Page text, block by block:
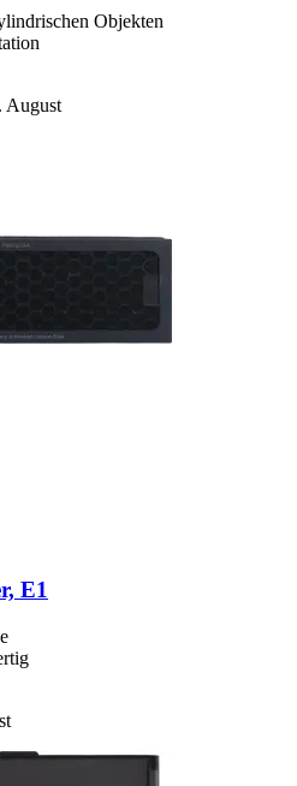
Objekten
August
E1